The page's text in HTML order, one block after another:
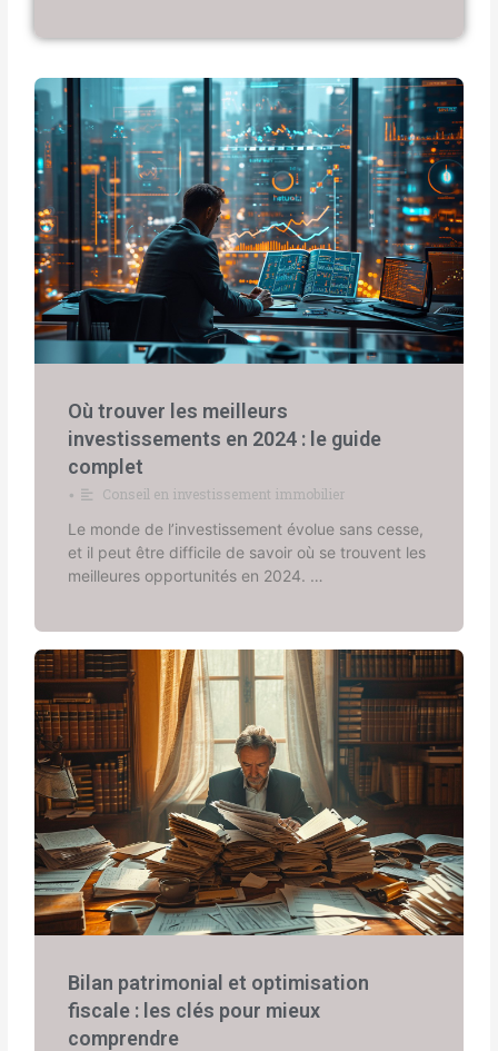
Où trouver les meilleurs
investissements en 2024 : le guide
complet
• Conseil en investissement immobilier
Le monde de l’investissement évolue sans cesse,
et il peut être difficile de savoir où se trouvent les
meilleures opportunités en 2024. …
Bilan patrimonial et optimisation
fiscale : les clés pour mieux
comprendre